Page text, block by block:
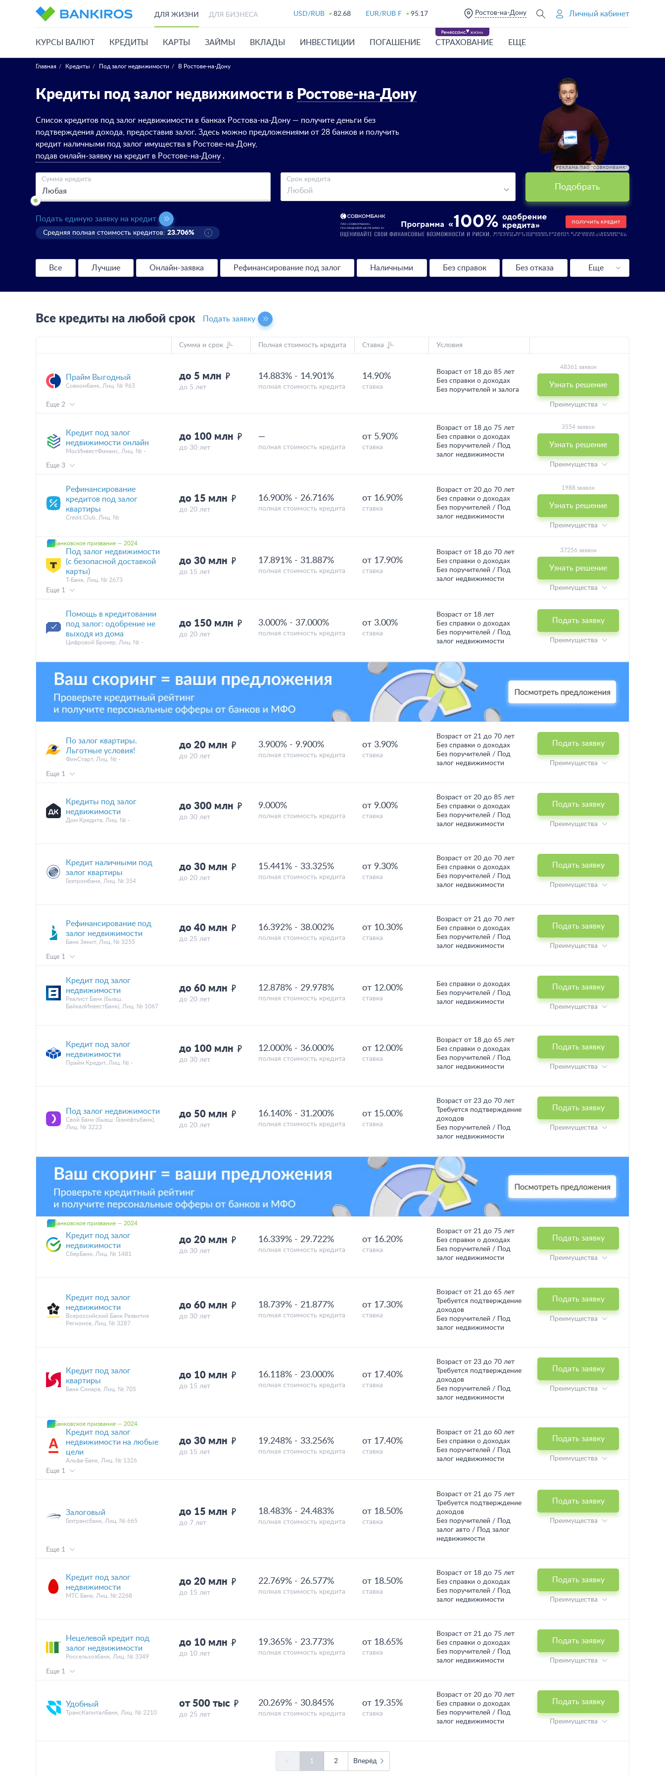
ДЛЯ ЖИЗНИ ДЛЯ БИЗНЕСА USD/RUB 82.68 EUR/RUB F 95.17 Ростов-на-Дону Личный кабинет
КУРСЫ ВАЛЮТ КРЕДИТЫ КАРТЫ ЗАЙМЫ ВКЛАДЫ ИНВЕСТИЦИИ ПОГАШЕНИЕ СТРАХОВАНИЕ ЕЩЕ
Главная Кредиты Под залог недвижимости В Ростове-на-Дону
Кредиты под залог недвижимости в Ростове-на-Дону
Список кредитов под залог недвижимости в банках Ростова-на-Дону — получите деньги без
подтверждения дохода, предоставив залог. Здесь можно предложениями от 28 банков и получить
кредит наличными под залог имущества в Ростове-на-Дону,
подав онлайн-заявку на кредит в Ростове-на-Дону .
РЕКЛАМА ПАО "СОВКОМБАНК"
Сумма кредита Срок кредита
Любой Подобрать
Подать единую заявку на кредит
Средняя полная стоимость кредитов: 23.706%
Все Лучшие Онлайн-заявка Рефинансирование под залог Наличными Без справок Без отказа
Еще
Выгодные
Все кредиты на любой срок Подать заявку
Сумма и срок Полная стоимость кредита Ставка Условия
Прайм Выгодный
Совкомбанк, Лиц. № 963
до 5 млн
до 5 лет
14.883% - 14.901%
полная стоимость кредита
14.90%
ставка
Возраст от 18 до 85 лет
Без справки о доходах
Без поручителей и залога
48361 заявок
Узнать решение
Преимущества
Еще 2
Кредит под залог
недвижимости онлайн
МосИнвестФинанс, Лиц. № -
до 100 млн
до 30 лет
—
полная стоимость кредита
от 5.90%
ставка
Возраст от 18 до 75 лет
Без справки о доходах
Без поручителей / Под
залог недвижимости
3554 заявок
Узнать решение
Преимущества
Еще 3
Рефинансирование
кредитов под залог
квартиры
Credit.Club, Лиц. №
до 15 млн
до 20 лет
16.900% - 26.716%
полная стоимость кредита
от 16.90%
ставка
Возраст от 20 до 70 лет
Без справки о доходах
Без поручителей / Под
залог недвижимости
1988 заявок
Узнать решение
Преимущества
Банковское призвание — 2024
Под залог недвижимости
(с безопасной доставкой
карты)
Т-Банк, Лиц. № 2673
до 30 млн
до 15 лет
17.891% - 31.887%
полная стоимость кредита
от 17.90%
ставка
Возраст от 18 до 70 лет
Без справки о доходах
Без поручителей / Под
залог недвижимости
37256 заявок
Узнать решение
Преимущества
Еще 1
Помощь в кредитовании
под залог: одобрение не
выходя из дома
Цифровой Брокер, Лиц. № -
до 150 млн
до 20 лет
3.000% - 37.000%
полная стоимость кредита
от 3.00%
ставка
Возраст от 18 лет
Без справки о доходах
Без поручителей / Под
залог недвижимости
Подать заявку
Преимущества
По залог квартиры.
Льготные условия!
ФинСтарт, Лиц. № -
до 20 млн
до 20 лет
3.900% - 9.900%
полная стоимость кредита
от 3.90%
ставка
Возраст от 21 до 70 лет
Без справки о доходах
Без поручителей / Под
залог недвижимости
Подать заявку
Преимущества
Еще 1
Кредиты под залог
недвижимости
Дом Кредита, Лиц. № -
до 300 млн
до 30 лет
9.000%
полная стоимость кредита
от 9.00%
ставка
Возраст от 20 до 85 лет
Без справки о доходах
Без поручителей / Под
залог недвижимости
Подать заявку
Преимущества
Кредит наличными под
залог квартиры
Газпромбанк, Лиц. № 354
до 30 млн
до 20 лет
15.441% - 33.325%
полная стоимость кредита
от 9.30%
ставка
Возраст от 20 до 70 лет
Без справки о доходах
Без поручителей / Под
залог недвижимости
Подать заявку
Преимущества
Рефинансирование под
залог недвижимости
Банк Зенит, Лиц. № 3255
до 40 млн
до 25 лет
16.392% - 38.002%
полная стоимость кредита
от 10.30%
ставка
Возраст от 21 до 70 лет
Без справки о доходах
Без поручителей / Под
залог недвижимости
Подать заявку
Преимущества
Еще 1
Кредит под залог
недвижимости
Реалист Банк (бывш.
БайкалИнвестБанк), Лиц. № 1067
до 60 млн
до 20 лет
12.878% - 29.978%
полная стоимость кредита
от 12.00%
ставка
Без справки о доходах
Без поручителей / Под
залог недвижимости
Подать заявку
Преимущества
Кредит под залог
недвижимости
Прайм Кредит, Лиц. № -
до 100 млн
до 30 лет
12.000% - 36.000%
полная стоимость кредита
от 12.00%
ставка
Возраст от 18 до 65 лет
Без справки о доходах
Без поручителей / Под
залог недвижимости
Подать заявку
Преимущества
Под залог недвижимости
Свой Банк (бывш. Газнефтьбанк),
Лиц. № 3223
до 50 млн
до 20 лет
16.140% - 31.200%
полная стоимость кредита
от 15.00%
ставка
Возраст от 23 до 70 лет
Требуется подтверждение
доходов
Без поручителей / Под
залог недвижимости
Подать заявку
Преимущества
Банковское призвание — 2024
Кредит под залог
недвижимости
СберБанк, Лиц. № 1481
до 20 млн
до 30 лет
16.339% - 29.722%
полная стоимость кредита
от 16.20%
ставка
Возраст от 21 до 75 лет
Без справки о доходах
Без поручителей / Под
залог недвижимости
Подать заявку
Преимущества
Кредит под залог
недвижимости
Всероссийский Банк Развития
Регионов, Лиц. № 3287
до 60 млн
до 30 лет
18.739% - 21.877%
полная стоимость кредита
от 17.30%
ставка
Возраст от 21 до 65 лет
Требуется подтверждение
доходов
Без поручителей / Под
залог недвижимости
Подать заявку
Преимущества
Кредит под залог
квартиры
Банк Синара, Лиц. № 705
до 10 млн
до 15 лет
16.118% - 23.000%
полная стоимость кредита
от 17.40%
ставка
Возраст от 23 до 70 лет
Требуется подтверждение
доходов
Без поручителей / Под
залог недвижимости
Подать заявку
Преимущества
Банковское призвание — 2024
Кредит под залог
недвижимости на любые
цели
Альфа-Банк, Лиц. № 1326
до 30 млн
до 15 лет
19.248% - 33.256%
полная стоимость кредита
от 17.40%
ставка
Возраст от 21 до 60 лет
Без справки о доходах
Без поручителей / Под
залог недвижимости
Подать заявку
Преимущества
Еще 1
Залоговый
Газтрансбанк, Лиц. № 665
до 15 млн
до 7 лет
18.483% - 24.483%
полная стоимость кредита
от 18.50%
ставка
Возраст от 21 до 75 лет
Требуется подтверждение
доходов
Без поручителей / Под
залог авто / Под залог
недвижимости
Подать заявку
Преимущества
Еще 1
Кредит под залог
недвижимости
МТС Банк, Лиц. № 2268
до 20 млн
до 15 лет
22.769% - 26.577%
полная стоимость кредита
от 18.50%
ставка
Возраст от 18 до 75 лет
Без справки о доходах
Без поручителей / Под
залог недвижимости
Подать заявку
Преимущества
Нецелевой кредит под
залог недвижимости
Россельхозбанк, Лиц. № 3349
до 10 млн
до 10 лет
19.365% - 23.773%
полная стоимость кредита
от 18.65%
ставка
Возраст от 21 до 75 лет
Без справки о доходах
Без поручителей / Под
залог недвижимости
Подать заявку
Преимущества
Еще 1
Удобный
ТрансКапиталБанк, Лиц. № 2210
от 500 тыс
до 25 лет
20.269% - 30.845%
полная стоимость кредита
от 19.35%
ставка
Возраст от 20 до 70 лет
Без справки о доходах
Без поручителей / Под
залог недвижимости
Подать заявку
Преимущества
1 2 Вперёд